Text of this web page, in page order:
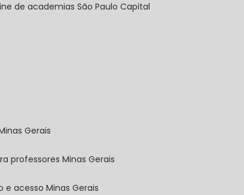
de academias São Paulo Capital
Gerais
professores Minas Gerais
e acesso Minas Gerais